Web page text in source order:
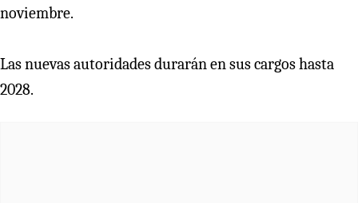
noviembre.
Las nuevas autoridades durarán en sus cargos hasta
2028.